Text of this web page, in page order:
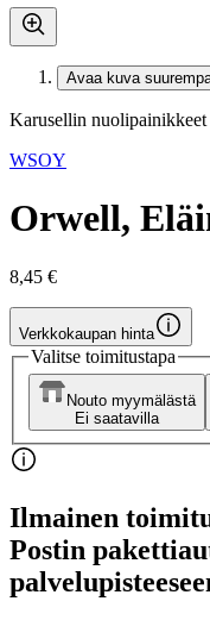
Avaa kuva
Karusellin nuolipainikkeet
WSOY
Orwell,
8,45 €
Verkkokaupan hinta
Valitse toimitustapa
Nouto myymälästä
Ei saatavilla
Ilmainen
Postin